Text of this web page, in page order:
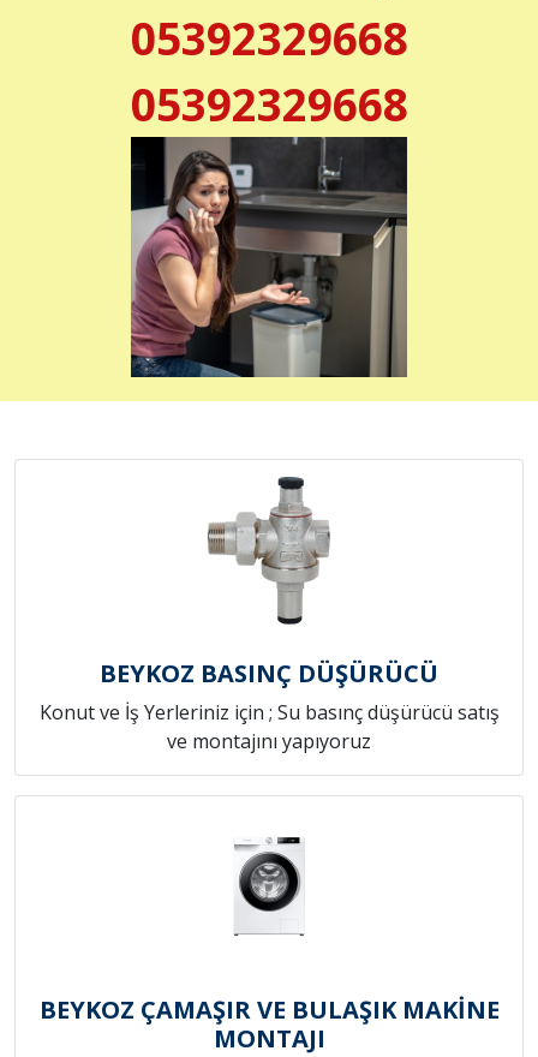
05392329668
05392329668
BEYKOZ BASINÇ DÜŞÜRÜCÜ
Konut ve İş Yerleriniz için ; Su basınç düşürücü satış
ve montajını yapıyoruz
BEYKOZ ÇAMAŞIR VE BULAŞIK MAKİNE
MONTAJI